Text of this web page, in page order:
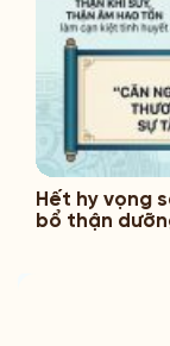
Hết hy vọng
bổ thận